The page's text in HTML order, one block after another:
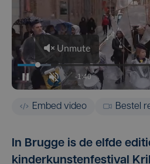
Embed video Bestel
In Brugge is de elfde
kinderkunstenfestival